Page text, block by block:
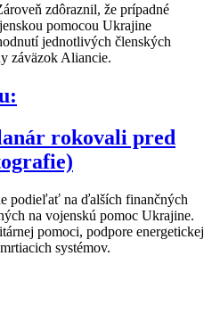
zdôraznil, že prípadné
pomocou Ukrajine
jednotlivých členských
záväzok Aliancie.
rokovali pred
podieľať na ďalších finančných
na vojenskú pomoc Ukrajine.
pomoci, podpore energetickej
systémov.